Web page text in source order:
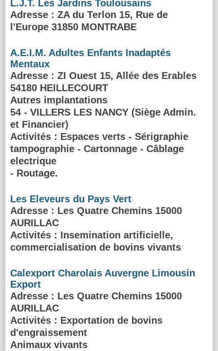
L.J.T. Les Jardins Toulousains
Adresse : ZA du Terlon 15, Rue de
l'Europe 31850 MONTRABE
A.E.I.M. Adultes Enfants Inadaptés
Mentaux
Adresse : ZI Ouest 15, Allée des Erables
54180 HEILLECOURT
Autres implantations
54 - VILLERS LES NANCY (Siège Admin.
et Financier)
Activités : Espaces verts - Sérigraphie
tampographie - Cartonnage - Câblage
electrique
- Routage.
Les Eleveurs du Pays Vert
Adresse : Les Quatre Chemins 15000
AURILLAC
Activités : Insemination artificielle,
commercialisation de bovins vivants
Calexport Charolais Auvergne Limousin
Export
Adresse : Les Quatre Chemins 15000
AURILLAC
Activités : Exportation de bovins
d'engraissement
Animaux vivants